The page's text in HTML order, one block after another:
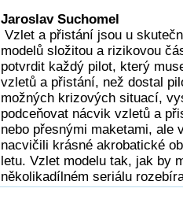
Jaroslav Suchomel
Vzlet a přistání jsou u
modelů složitou a rizikovou
potvrdit každý pilot, který
vzletů a přistání, než dostal
možných krizových situací,
podceňovat nácvik vzletů a
nebo přesnými maketami, ale
nacvičili krásné akrobatické
letu. Vzlet modelu tak, jak by
několikadílném seriálu